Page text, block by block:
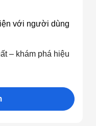
với người dùng
– khám phá hiệu